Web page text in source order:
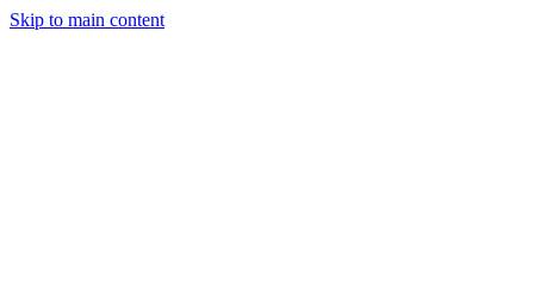
Skip to main content